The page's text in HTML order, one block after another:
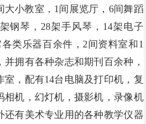
大小教室， 1 间展览厅， 6间舞蹈
钢琴， 28架手风琴， 14架电子
类乐器百余件， 2间资料室和1
拥有各种杂志和期刊百余种，
室，配有14台电脑及打印机，复
相机，幻灯机，摄影机，录像机
有美术专业用的各种教学仪器